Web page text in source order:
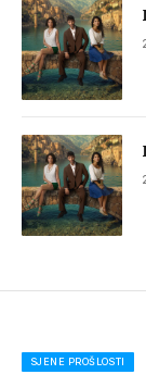
SJENE PROŠLOSTI